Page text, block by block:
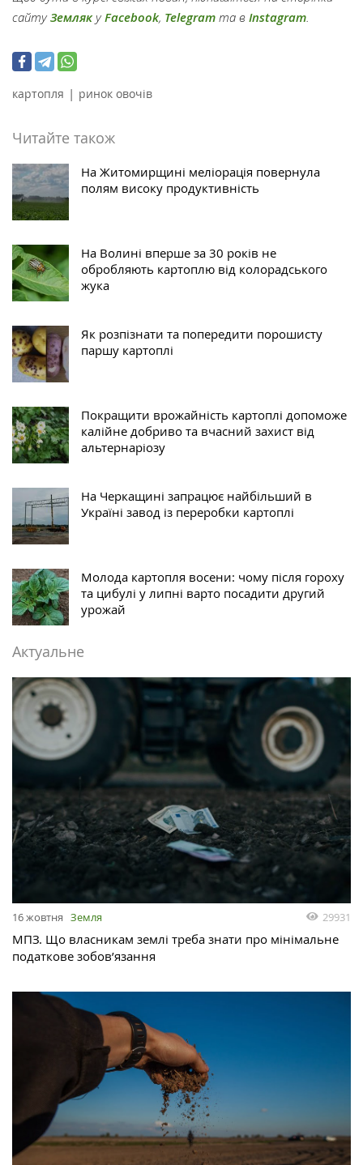
сайтуЗемлякуFacebook, Telegram та в Instagram
картопля | ринок овочів
Читайте також
На Житомирщині меліорація повернула
полям високу продуктивність
На Волині вперше за 30 років не
обробляють картоплю від колорадського
жука
Як розпізнати та попередити порошисту
паршу картоплі
Покращити врожайність картоплі допоможе
калійне добриво та вчасний захист від
альтернаріозу
На Черкащині запрацює найбільший в
Україні завод із переробки картоплі
Молода картопля восени: чому після гороху
та цибулі у липні варто посадити другий
урожай
Актуальне
16 жовтня Земля 29931
МПЗ. Що власникам землі треба знати про мінімальне
податкове зобов’язання